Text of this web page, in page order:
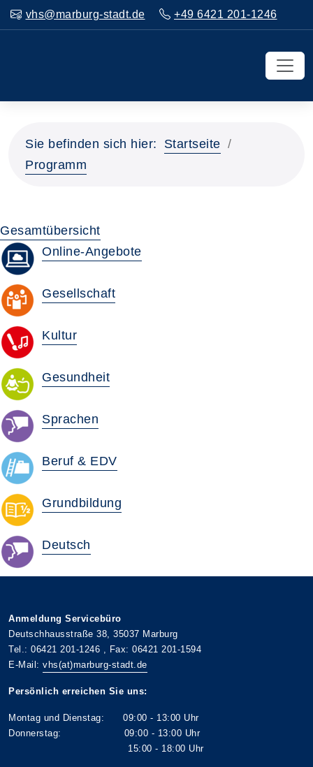
vhs@marburg-stadt.de +49 6421 201-1246
Sie befinden sich hier:
Startseite
Programm
Gesamtübersicht
Online-Angebote
Gesellschaft
Kultur
Gesundheit
Sprachen
Beruf & EDV
Grundbildung
Deutsch
Anmeldung Servicebüro
Deutschhausstraße 38, 35037 Marburg
Tel.: 06421 201-1246 , Fax: 06421 201-1594
E-Mail: vhs(at)marburg-stadt.de
Persönlich erreichen Sie uns:
Montag und Dienstag: 09:00 - 13:00 Uhr
Donnerstag: 09:00 - 13:00 Uhr
15:00 - 18:00 Uhr